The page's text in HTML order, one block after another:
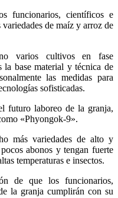
funcionarios, científicos e
de maíz y arroz de
varios cultivos en fase
la base material y técnica de
las medidas para
sofisticadas.
futuro laboreo de la granja,
«Phyongok-9».
más variedades de alto y
abonos y tengan fuerte
temperaturas e insectos.
de que los funcionarios,
la granja cumplirán con su